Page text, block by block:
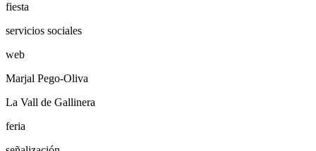
fiesta
servicios sociales
web
Marjal Pego-Oliva
La Vall de Gallinera
feria